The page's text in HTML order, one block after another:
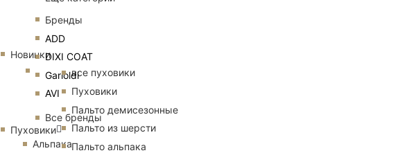
Бренды
ADD
DIXI COAT
Garioldi
AVI
Все бренды
Альпака
Новинки
Пуховики
все пуховики
Пуховики
Пальто демисезонные
Пальто из шерсти
Пальто альпака